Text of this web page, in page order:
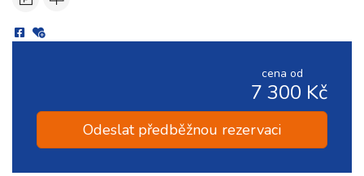
cena od
7 300 Kč
Odeslat předběžnou rezervaci